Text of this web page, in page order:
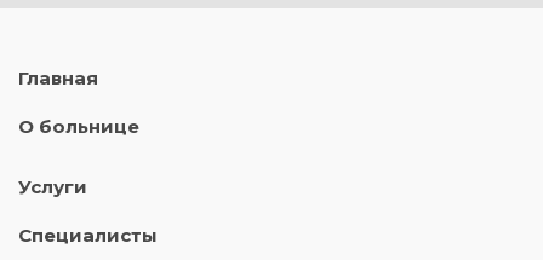
Главная
О больнице
Услуги
Специалисты